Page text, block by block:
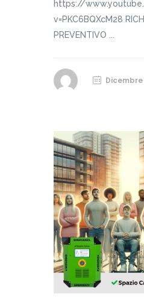
https://
v=PKC6BQXcM28
PREVENTIVO ...
Dicembre